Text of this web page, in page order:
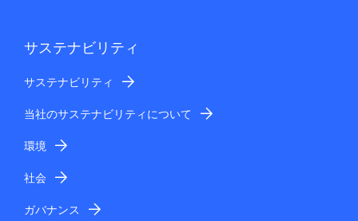
サステナビリティ
サステナビリティ
当社のサステナビリティについて
環境
社会
ガバナンス